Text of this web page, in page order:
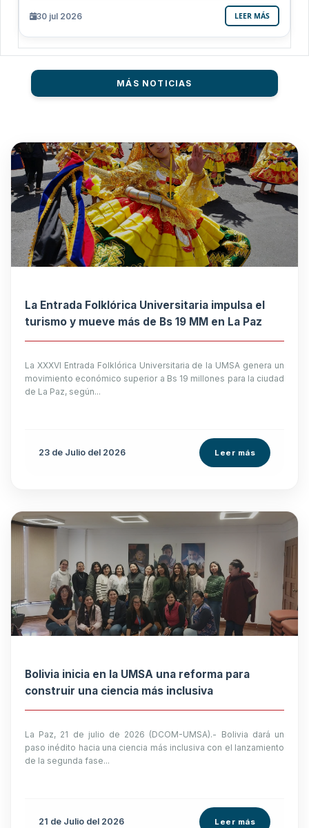
30 jul 2026 LEER MÁS
MÁS NOTICIAS
La Entrada Folklórica Universitaria impulsa el
turismo y mueve más de Bs 19 MM en La Paz
La XXXVI Entrada Folklórica Universitaria de la UMSA genera un
movimiento económico superior a Bs 19 millones para la ciudad
de La Paz, según...
23 de Julio del 2026 Leer más
Bolivia inicia en la UMSA una reforma para
construir una ciencia más inclusiva
La Paz, 21 de julio de 2026 (DCOM-UMSA).- Bolivia dará un
paso inédito hacia una ciencia más inclusiva con el lanzamiento
de la segunda fase...
21 de Julio del 2026 Leer más